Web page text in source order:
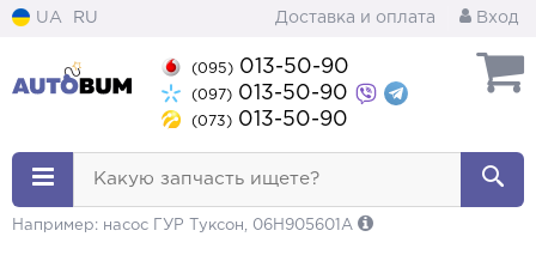
UA RU Доставка и оплата Вход
(095) 013-50-90
(097) 013-50-90
(073) 013-50-90
Какую запчасть ищете?
Например: насос ГУР Туксон, 06H905601A